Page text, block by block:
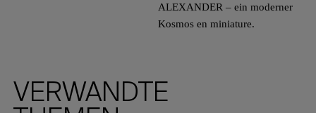
ALEXANDER – ein moderner
Kosmos en miniature.
VERWANDTE